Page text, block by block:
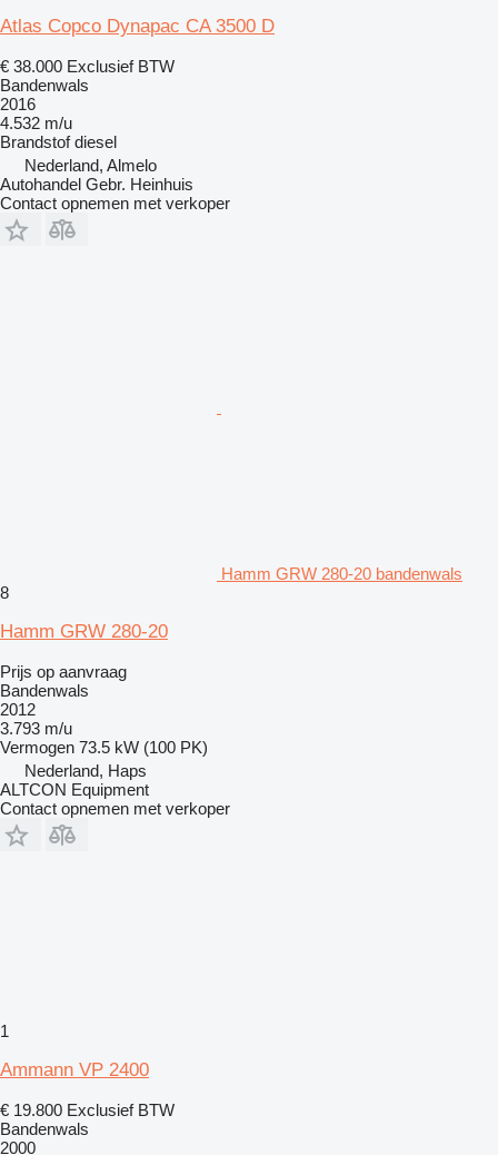
Atlas Copco Dynapac CA 3500 D
€ 38.000 Exclusief BTW
Bandenwals
2016
4.532 m/u
Brandstof diesel
Nederland, Almelo
Autohandel Gebr. Heinhuis
Contact opnemen met verkoper
Hamm GRW 280-20 bandenwals
8
Hamm GRW 280-20
Prijs op aanvraag
Bandenwals
2012
3.793 m/u
Vermogen 73.5 kW (100 PK)
Nederland, Haps
ALTCON Equipment
Contact opnemen met verkoper
1
Ammann VP 2400
€ 19.800 Exclusief BTW
Bandenwals
2000